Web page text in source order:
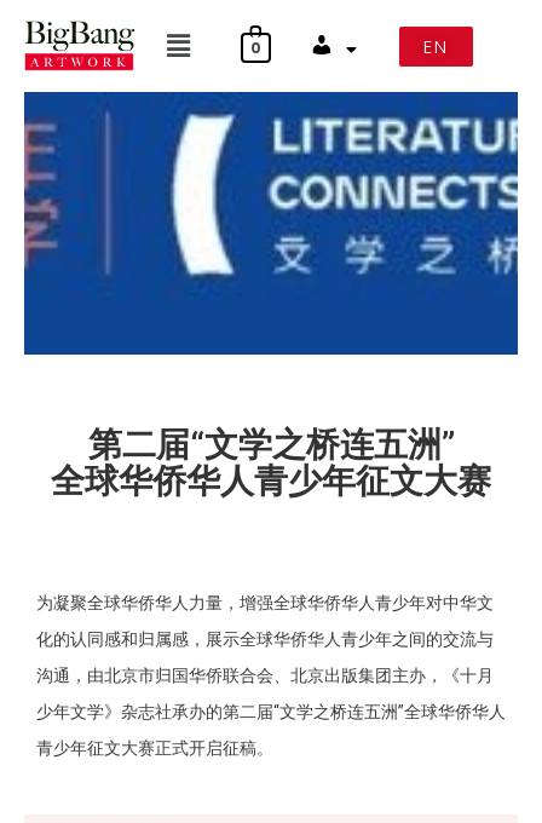
Content Menu 0 # EN
第二届“文学之桥连五洲”
全球华侨华人青少年征文大赛
为凝聚全球华侨华人力量，增强全球华侨华人青少年对中华文
化的认同感和归属感，展示全球华侨华人青少年之间的交流与
沟通，由北京市归国华侨联合会、北京出版集团主办，《十月
少年文学》杂志社承办的第二届“文学之桥连五洲”全球华侨华人
青少年征文大赛正式开启征稿。